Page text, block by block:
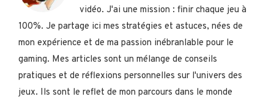
vidéo. J'ai une mission : finir chaque jeu à
100%. Je partage ici mes stratégies et astuces, nées de
mon expérience et de ma passion inébranlable pour le
gaming. Mes articles sont un mélange de conseils
pratiques et de réflexions personnelles sur l'univers des
jeux. Ils sont le reflet de mon parcours dans le monde